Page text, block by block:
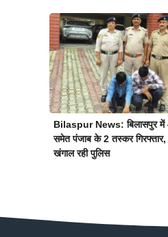
Bilaspur News: बिलासपुर
समेत पंजाब के 2 तस्कर गिरफ्तार,
खंगाल रही पुलिस